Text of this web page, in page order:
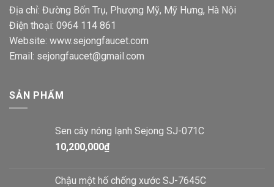
Địa chỉ: Đường Bốn Trụ, Phượng Mỹ, Mỹ Hưng, Hà Nội
Điện thoại: 0964 114 861
Website: www.sejongfaucet.com
Email: sejongfaucet@gmail.com
SẢN PHẨM
Sen cây nóng lạnh Sejong SJ-071C
10,200,000₫
Chậu một hố chống xước SJ-7645C